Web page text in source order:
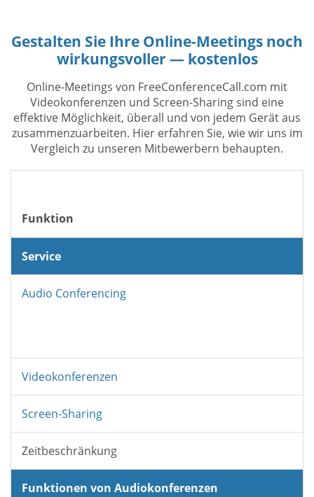
Gestalten Sie Ihre Online-Meetings noch
wirkungsvoller — kostenlos
Online-Meetings von FreeConferenceCall.com mit
Videokonferenzen und Screen-Sharing sind eine
effektive Möglichkeit, überall und von jedem Gerät aus
zusammenzuarbeiten. Hier erfahren Sie, wie wir uns im
Vergleich zu unseren Mitbewerbern behaupten.
Funktion
Service
Audio Conferencing
Videokonferenzen
Screen-Sharing
Zeitbeschränkung
Funktionen von Audiokonferenzen